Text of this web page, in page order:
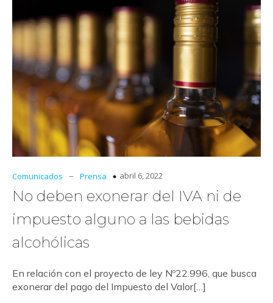
Comunicados – Prensa abril 6, 2022
No deben exonerar del IVA ni de
impuesto alguno a las bebidas
alcohólicas
En relación con el proyecto de ley Nº22.996, que busca
exonerar del pago del Impuesto del Valor[…]